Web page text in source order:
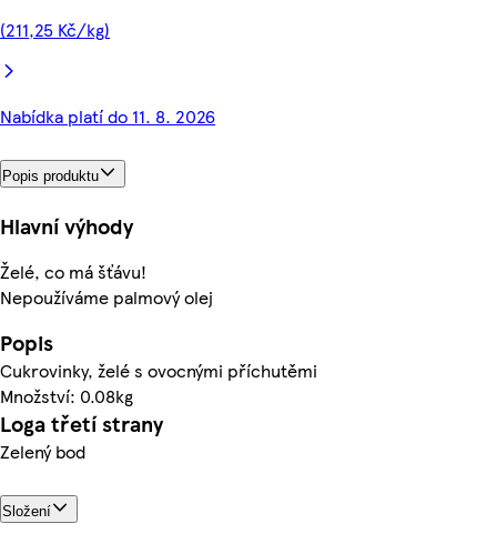
(211,25 Kč/kg)
Nabídka platí do 11. 8. 2026
Popis produktu
Hlavní výhody
Želé, co má šťávu!
Nepoužíváme palmový olej
Popis
Cukrovinky, želé s ovocnými příchutěmi
Množství: 0.08kg
Loga třetí strany
Zelený bod
Složení